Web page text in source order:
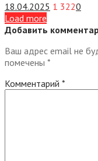
18.04.2025 1 3220
Load more
Добавить
Ваш адрес email не
помечены *
Комментарий *